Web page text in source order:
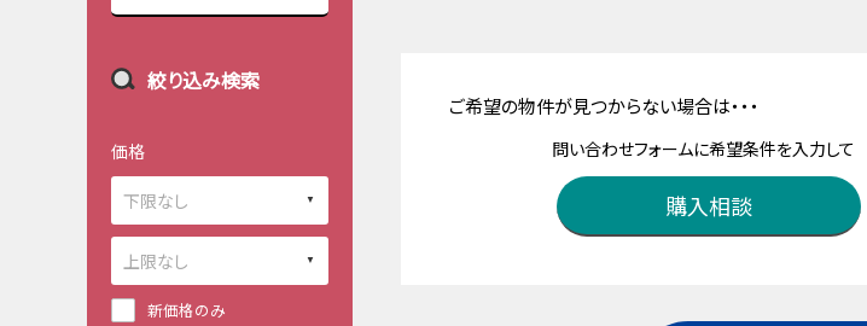
ご希望の物件が見つからない場合は・・・
問い合わせフォームに希望条件を入力して
購入相談
絞り込み検索
価格
新価格のみ